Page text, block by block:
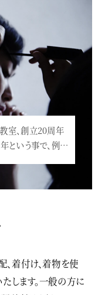
、着付け、着物を使
します。一般の方に
室、創立20周年
という事で、例…